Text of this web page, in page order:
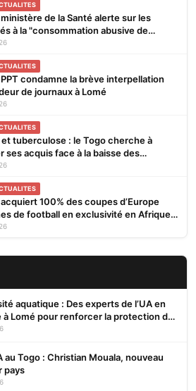
de la Santé alerte sur les
à la "consommation abusive de
et de substances
condamne la brève interpellation
de journaux à Lomé
et tuberculose : le Togo cherche à
ses acquis face à la baisse des
100% des coupes d’Europe
de football en exclusivité en Afrique
pour 4 saisons jusqu’en 2031
aquatique : Des experts de l’UA en
à Lomé pour renforcer la protection des
au Togo : Christian Mouala, nouveau
pays